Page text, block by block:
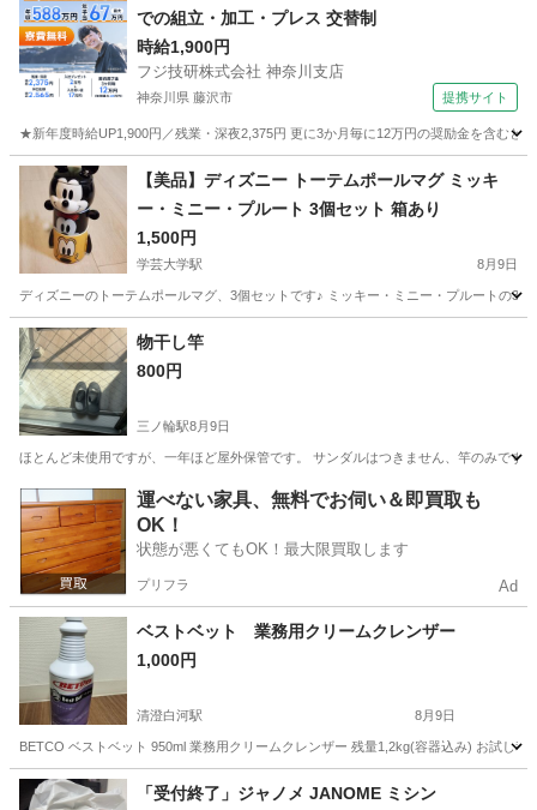
での組立・加工・プレス 交替制
時給1,900円
フジ技研株式会社 神奈川支店
神奈川県 藤沢市 提携サイト
★新年度時給UP1,900円／残業・深夜2,375円 更に3か月毎に12万円の奨励金を含む
神奈川 藤沢市 その他
【美品】ディズニー トーテムポールマグ ミッキ
ー・ミニー・プルート 3個セット 箱あり
1,500円
学芸大学駅 8月9日
ディズニーのトーテムポールマグ、3個セットです♪ ミッキー・ミニー・プルートの3
東京 目黒区 学芸大学駅
物干し竿
800円
三ノ輪駅8月9日
ほとんど未使用ですが、一年ほど屋外保管です。 サンダルはつきません、竿のみです。
東京 台東区 三ノ輪駅 洗濯用品 物干し
運べない家具、無料でお伺い＆即買取も
OK！
状態が悪くてもOK！最大限買取します
プリフラ Ad
ベストベット 業務用クリームクレンザー
1,000円
清澄白河駅 8月9日
BETCO ベストベット 950ml 業務用クリームクレンザー 残量1,2kg(容器込み) お試し
東京 江東区 清澄白河駅 掃除用具
「受付終了」ジャノメ JANOME ミシン